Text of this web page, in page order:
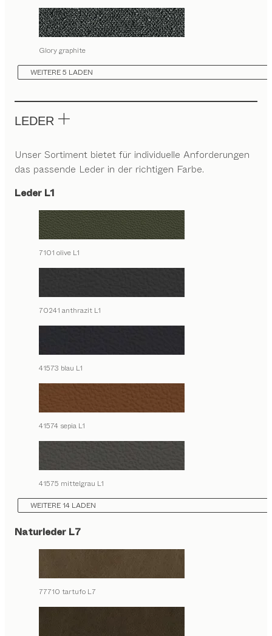
Glory graphite
WEITERE 5 LADEN
LEDER
Unser Sortiment bietet für individuelle Anforderungen
das passende Leder in der richtigen Farbe.
Leder L1
7101 olive L1
70241 anthrazit L1
41573 blau L1
41574 sepia L1
41575 mittelgrau L1
WEITERE 14 LADEN
Naturleder L7
77710 tartufo L7